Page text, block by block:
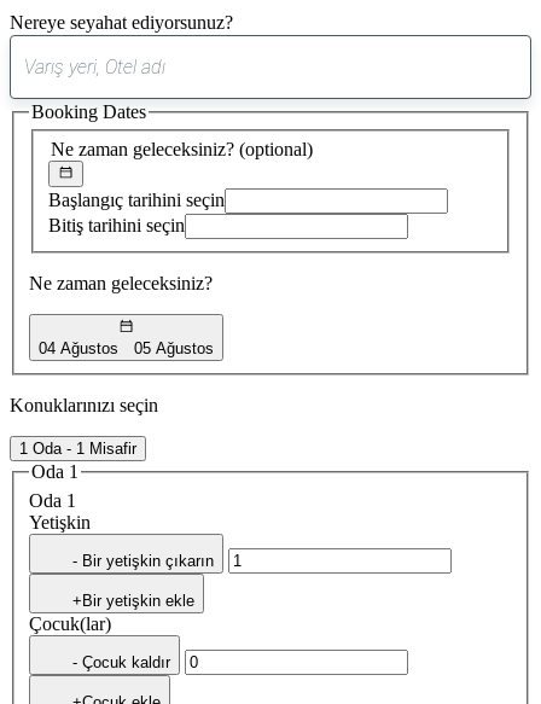
Nereye seyahat ediyorsunuz?
öneri
bulundu
Ne zaman geleceksiniz? (optional)
Başlangıç tarihini seçin
Bitiş tarihini seçin
Ne zaman geleceksiniz?
04 Ağustos 05 Ağustos
Booking Dates
Konuklarınızı seçin
1 Oda - 1 Misafir
Oda 1
Oda 1
Yetişkin
- Bir yetişkin çıkarın
+Bir yetişkin ekle
Çocuk(lar)
- Çocuk kaldır